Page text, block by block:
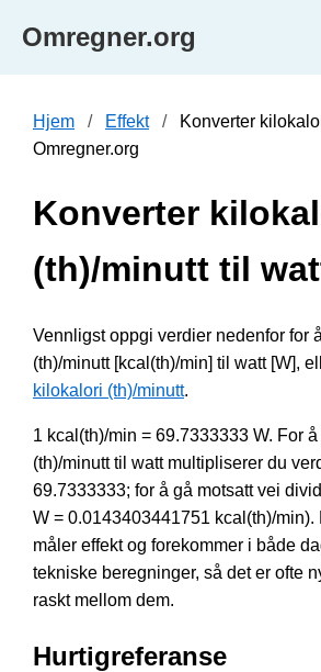
Omregner.org
Hjem Effekt
Konverter
Omregner.org
Konverter
(th)/minutt til
Vennligst oppgi verdier nedenfor for
(th)/minutt [kcal(th)/min] til watt [W],
kilokalori (th)/minutt.
1 kcal(th)/min = 69.7333333 W. For
(th)/minutt til watt multipliserer du
69.7333333; for å gå motsatt vei
W = 0.0143403441751 kcal(th)/
måler effekt og forekommer i både
tekniske beregninger, så det er ofte
raskt mellom dem.
Hurtigreferanse